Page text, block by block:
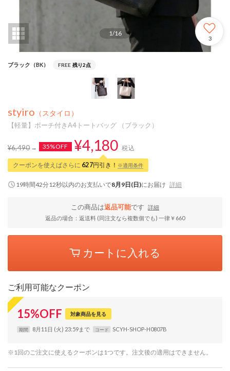
1/16
3
ブラック（BK） FREE 残り2点
styiro （スタイロ）
【軽量】ポーチ付きA4トートバッグ （ブラック）
¥6,490 35%OFF ¥4,180 税込
クーポンを使えばさらに 627円引き！ ※適用条件
19時間42分11秒以内のお支払いで8月9日(日)にお届け 詳細
この商品は返品可能です
詳細
返品の場合：返送料 (同注文なら複数個でも) 一律￥660
カートに入れる
ご利用可能なクーポン
15%OFF 対象商品を見る
期間 8月11日 (火) 23:59まで コード SCYH-SHOP-H0807B
※1回のご注文に使えるクーポンは1つです。注文後の適用はできません。